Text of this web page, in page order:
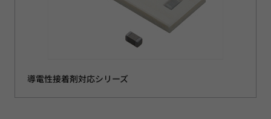
導電性接着剤対応シリーズ